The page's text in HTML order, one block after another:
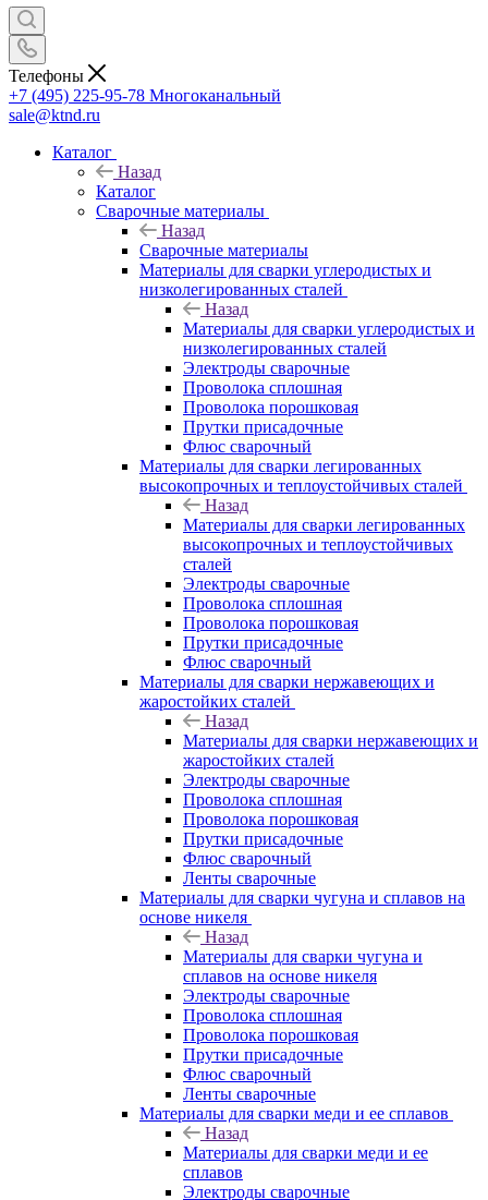
Телефоны
+7 (495) 225-95-78 Многоканальный
sale@ktnd.ru
Каталог
Назад
Каталог
Сварочные материалы
Назад
Сварочные материалы
Материалы для сварки углеродистых и
низколегированных сталей
Назад
Материалы для сварки углеродистых и
низколегированных сталей
Электроды сварочные
Проволока сплошная
Проволока порошковая
Прутки присадочные
Флюс сварочный
Материалы для сварки легированных
высокопрочных и теплоустойчивых сталей
Назад
Материалы для сварки легированных
высокопрочных и теплоустойчивых
сталей
Электроды сварочные
Проволока сплошная
Проволока порошковая
Прутки присадочные
Флюс сварочный
Материалы для сварки нержавеющих и
жаростойких сталей
Назад
Материалы для сварки нержавеющих и
жаростойких сталей
Электроды сварочные
Проволока сплошная
Проволока порошковая
Прутки присадочные
Флюс сварочный
Ленты сварочные
Материалы для сварки чугуна и сплавов на
основе никеля
Назад
Материалы для сварки чугуна и
сплавов на основе никеля
Электроды сварочные
Проволока сплошная
Проволока порошковая
Прутки присадочные
Флюс сварочный
Ленты сварочные
Материалы для сварки меди и ее сплавов
Назад
Материалы для сварки меди и ее
сплавов
Электроды сварочные